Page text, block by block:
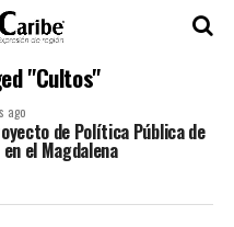
"Cultos"
ago
de Política Pública de
el Magdalena